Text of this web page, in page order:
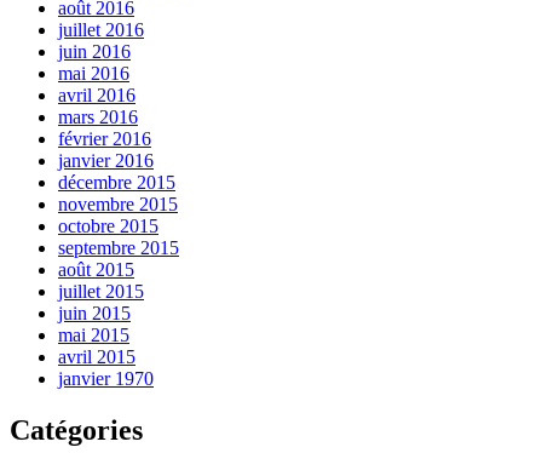
août 2016
juillet 2016
juin 2016
mai 2016
avril 2016
mars 2016
février 2016
janvier 2016
décembre 2015
novembre 2015
octobre 2015
septembre 2015
août 2015
juillet 2015
juin 2015
mai 2015
avril 2015
janvier 1970
Catégories